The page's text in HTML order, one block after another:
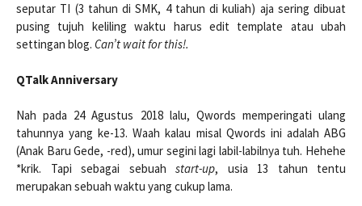
seputar TI (3 tahun di SMK, 4 tahun di kuliah) aja sering dibuat
pusing tujuh keliling waktu harus edit template atau ubah
settingan blog. Can’t wait for this!.
QTalk Anniversary
Nah pada 24 Agustus 2018 lalu, Qwords memperingati ulang
tahunnya yang ke-13. Waah kalau misal Qwords ini adalah ABG
(Anak Baru Gede, -red), umur segini lagi labil-labilnya tuh. Hehehe
*krik. Tapi sebagai sebuah start-up, usia 13 tahun tentu
merupakan sebuah waktu yang cukup lama.